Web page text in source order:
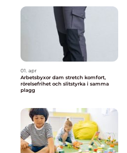
01. apr
Arbetsbyxor dam stretch komfort,
rörelsefrihet och slitstyrka i samma
plagg